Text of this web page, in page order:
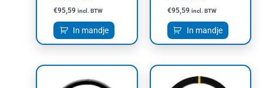
€95,59 incl. BTW
In mandje
€95,59 incl. BTW
In mandje